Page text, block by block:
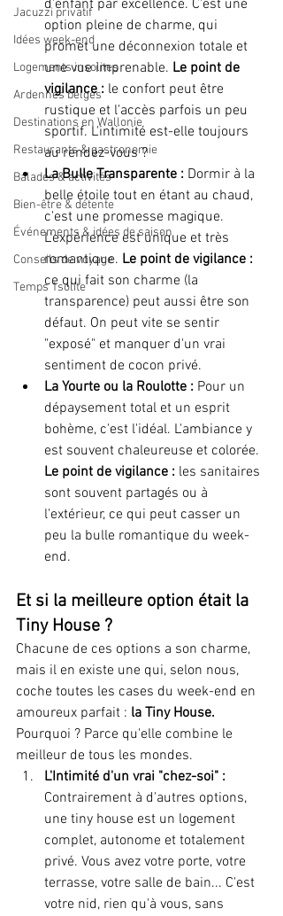
Jacuzzi privatif
Idées week-end
Logements insolites
Ardennes belges
Destinations en Wallonie
Restaurants & gastronomie
Balades & activités
Bien-être & détente
Événements & idées de saison
Conseils de voyage
Temps 1solite
d'enfant par excellence. C'est une
option pleine de charme, qui
promet une déconnexion totale et
une vue imprenable. Le point de
vigilance : le confort peut être
rustique et l'accès parfois un peu
sportif. L'intimité est-elle toujours
au rendez-vous ?
La Bulle Transparente : Dormir à la
belle étoile tout en étant au chaud,
c'est une promesse magique.
L'expérience est unique et très
romantique. Le point de vigilance :
ce qui fait son charme (la
transparence) peut aussi être son
défaut. On peut vite se sentir
"exposé" et manquer d'un vrai
sentiment de cocon privé.
La Yourte ou la Roulotte : Pour un
dépaysement total et un esprit
bohème, c'est l'idéal. L'ambiance y
est souvent chaleureuse et colorée.
Le point de vigilance : les sanitaires
sont souvent partagés ou à
l'extérieur, ce qui peut casser un
peu la bulle romantique du week-
end.
Et si la meilleure option était la
Tiny House ?
Chacune de ces options a son charme,
mais il en existe une qui, selon nous,
coche toutes les cases du week-end en
amoureux parfait : la Tiny House.
Pourquoi ? Parce qu'elle combine le
meilleur de tous les mondes.
L'Intimité d'un vrai "chez-soi" :
Contrairement à d'autres options,
une tiny house est un logement
complet, autonome et totalement
privé. Vous avez votre porte, votre
terrasse, votre salle de bain... C'est
votre nid, rien qu'à vous, sans